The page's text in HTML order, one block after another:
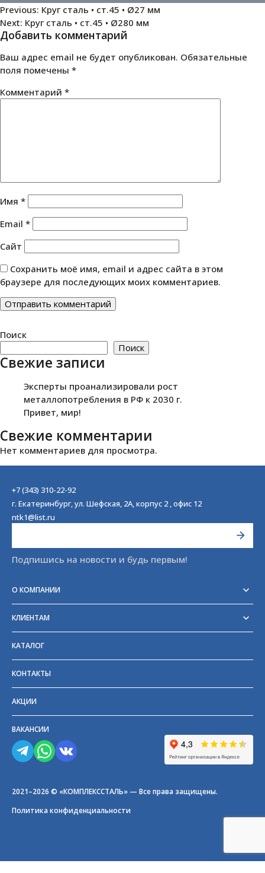
Навигация
по
записям
Previous: Круг сталь • ст.45 • Ø27 мм
Next: Круг сталь • ст.45 • Ø280 мм
Добавить комментарий
Ваш адрес email не будет опубликован. Обязательные
поля помечены *
Комментарий *
Имя *
Email *
Сайт
Сохранить моё имя, email и адрес сайта в этом
браузере для последующих моих комментариев.
Поиск
Поиск
Свежие записи
Эксперты проанализировали рост
металлопотребления в РФ к 2030 г.
Привет, мир!
Свежие комментарии
Нет комментариев для просмотра.
+7 (343) 310-22-92
г. Екатеринбург, ул. Шефская, 2А, корпус 2 , офис 12
ntk1@list.ru
Подпишись на новости и будь первым!
О КОМПАНИИ
Отзывы
Блог
Партнёры и поставщики
КЛИЕНТАМ
Возврат
Частые вопросы
Прайс-лист
КАТАЛОГ
КОНТАКТЫ
АКЦИИ
ВАКАНСИИ
2021–2026 © «КОМПЛЕКССТАЛЬ» — Все права защищены.
Политика конфиденциальности